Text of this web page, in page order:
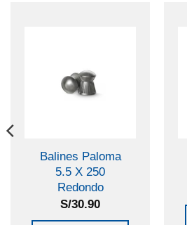
Balines Paloma
5.5 X 250
Redondo
S/30.90